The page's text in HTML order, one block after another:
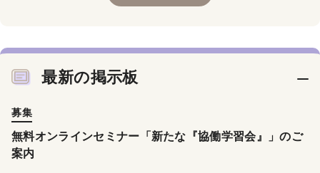
最新の掲示板
募集
無料オンラインセミナー「新たな『協働学習会』」のご
案内